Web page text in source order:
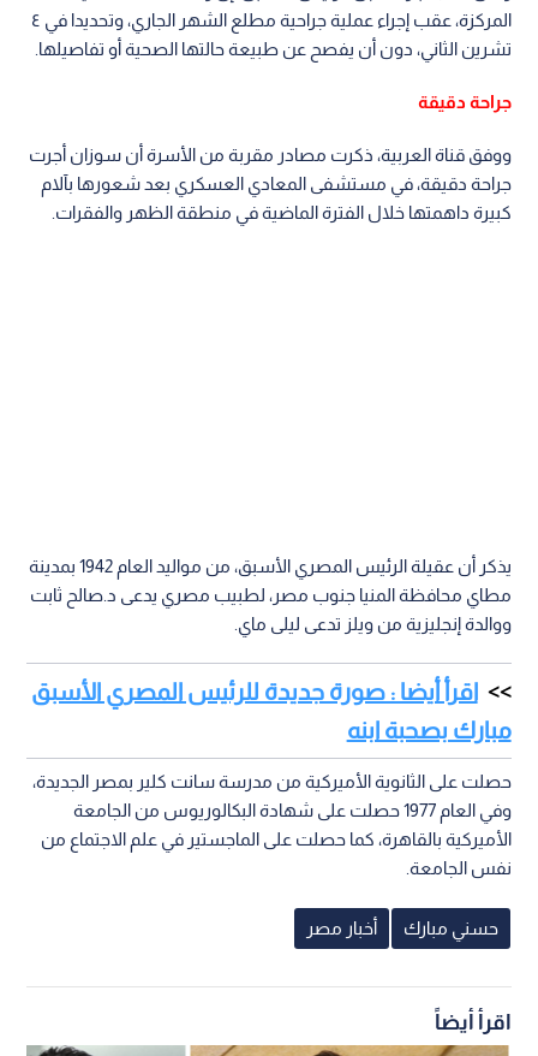
المركزة، عقب إجراء عملية جراحية مطلع الشهر الجاري، وتحديدا في ٤
تشرين الثاني، دون أن يفصح عن طبيعة حالتها الصحية أو تفاصيلها.
جراحة دقيقة
ووفق قناة العربية، ذكرت مصادر مقربة من الأسرة أن سوزان أجرت
جراحة دقيقة، في مستشفى المعادي العسكري بعد شعورها بآلام
كبيرة داهمتها خلال الفترة الماضية في منطقة الظهر والفقرات.
يذكر أن عقيلة الرئيس المصري الأسبق، من مواليد العام 1942 بمدينة
مطاي محافظة المنيا جنوب مصر، لطبيب مصري يدعى د.صالح ثابت
ووالدة إنجليزية من ويلز تدعى ليلى ماي.
اقرأ أيضا : صورة جديدة للرئيس المصري الأسبق
مبارك بصحبة ابنه
حصلت على الثانوية الأميركية من مدرسة سانت كلير بمصر الجديدة،
وفي العام 1977 حصلت على شهادة البكالوريوس من الجامعة
الأميركية بالقاهرة، كما حصلت على الماجستير في علم الاجتماع من
نفس الجامعة.
حسني مبارك أخبار مصر
اقرأ أيضاً